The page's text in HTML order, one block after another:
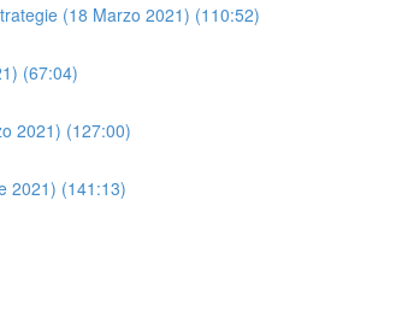
(18 Marzo 2021) (110:52)
(67:04)
2021) (127:00)
2021) (141:13)